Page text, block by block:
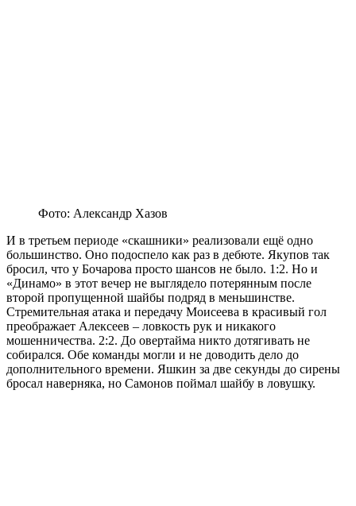
Фото: Александр Хазов
И в третьем периоде «скашники» реализовали ещё одно
большинство. Оно подоспело как раз в дебюте. Якупов так
бросил, что у Бочарова просто шансов не было. 1:2. Но и
«Динамо» в этот вечер не выглядело потерянным после
второй пропущенной шайбы подряд в меньшинстве.
Стремительная атака и передачу Моисеева в красивый гол
преображает Алексеев – ловкость рук и никакого
мошенничества. 2:2. До овертайма никто дотягивать не
собирался. Обе команды могли и не доводить дело до
дополнительного времени. Яшкин за две секунды до сирены
бросал наверняка, но Самонов поймал шайбу в ловушку.